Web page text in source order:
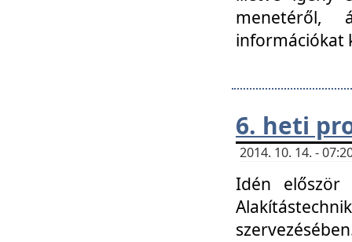
menetéről,
információkat
6. heti
2014. 10. 14. -
Idén